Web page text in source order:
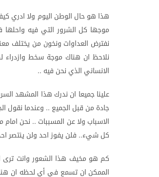
هذا هوحال الوطن اليوم ولاادري
موجها كل الشرور التي فيه واحلها
نفترض العداوات ونخون من يختلف
نلاحظ ان هناك موجة سخط وازدراء
الانساني الذي نحن فيه ..
عليناجميعا ان ندرك هذا المشهد
جادة من قبل الجميع .. وعندما نقول
الاسباب ولاعن المسببات .. نحن امام
كل شيء.. فلن يفوزاحدولن ينتصر
كم هو مخيف هذا الشعور وانت ترى
الممكن ان تسمع في أي لحظه ان